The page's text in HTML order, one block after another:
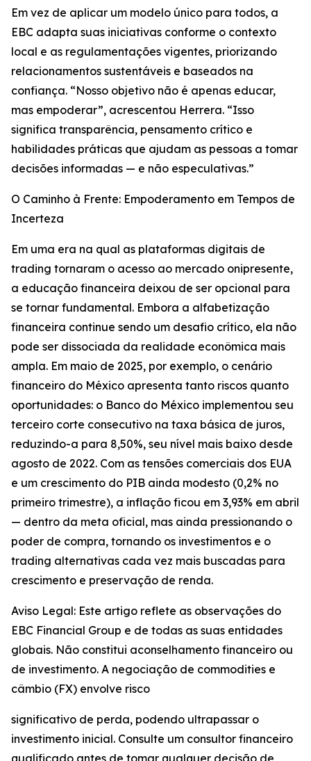
Em vez de aplicar um modelo único para todos, a
EBC adapta suas iniciativas conforme o contexto
local e as regulamentações vigentes, priorizando
relacionamentos sustentáveis e baseados na
confiança. “Nosso objetivo não é apenas educar,
mas empoderar”, acrescentou Herrera. “Isso
significa transparência, pensamento crítico e
habilidades práticas que ajudam as pessoas a tomar
decisões informadas — e não especulativas.”
O Caminho à Frente: Empoderamento em Tempos de
Incerteza
Em uma era na qual as plataformas digitais de
trading tornaram o acesso ao mercado onipresente,
a educação financeira deixou de ser opcional para
se tornar fundamental. Embora a alfabetização
financeira continue sendo um desafio crítico, ela não
pode ser dissociada da realidade econômica mais
ampla. Em maio de 2025, por exemplo, o cenário
financeiro do México apresenta tanto riscos quanto
oportunidades: o Banco do México implementou seu
terceiro corte consecutivo na taxa básica de juros,
reduzindo-a para 8,50%, seu nível mais baixo desde
agosto de 2022. Com as tensões comerciais dos EUA
e um crescimento do PIB ainda modesto (0,2% no
primeiro trimestre), a inflação ficou em 3,93% em abril
— dentro da meta oficial, mas ainda pressionando o
poder de compra, tornando os investimentos e o
trading alternativas cada vez mais buscadas para
crescimento e preservação de renda.
Aviso Legal: Este artigo reflete as observações do
EBC Financial Group e de todas as suas entidades
globais. Não constitui aconselhamento financeiro ou
de investimento. A negociação de commodities e
câmbio (FX) envolve risco
significativo de perda, podendo ultrapassar o
investimento inicial. Consulte um consultor financeiro